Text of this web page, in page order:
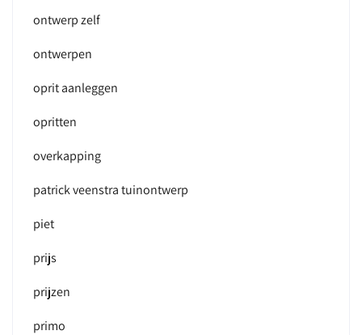
ontwerp zelf
ontwerpen
oprit aanleggen
opritten
overkapping
patrick veenstra tuinontwerp
piet
prijs
prijzen
primo